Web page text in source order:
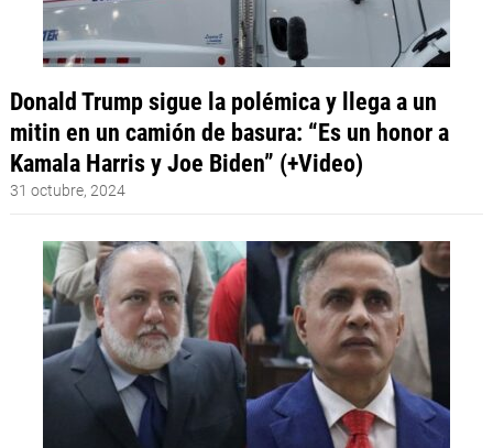
Donald Trump sigue la polémica y llega a un
mitin en un camión de basura: “Es un honor a
Kamala Harris y Joe Biden” (+Video)
31 octubre, 2024